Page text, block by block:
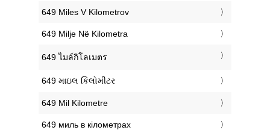
‎649 Miles V Kilometrov
‎649 Milje Në Kilometra
‎649 ไมล์กิโลเมตร
‎649 માઇલ કિલોમીટર
‎649 Mil Kilometre
‎649 миль в кілометрах